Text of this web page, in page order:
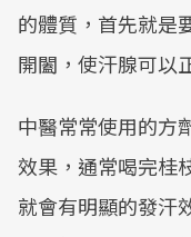
的體質，首先就是
開闔，使汗腺可以
中醫常常使用的方
效果，通常喝完桂
就會有明顯的發汗